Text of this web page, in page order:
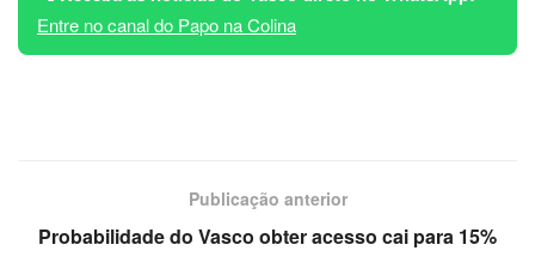
Entre no canal do Papo na Colina
Publicação anterior
Probabilidade do Vasco obter acesso cai para 15%